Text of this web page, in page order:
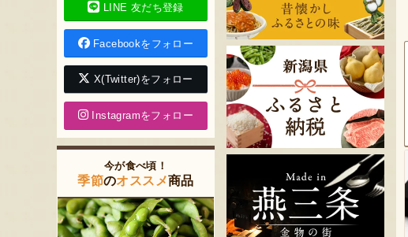
LINE 友だち登録
Facebookをフォロー
X(Twitter)をフォロー
Instagramをフォロー
今が食べ頃！
季節のオススメ商品